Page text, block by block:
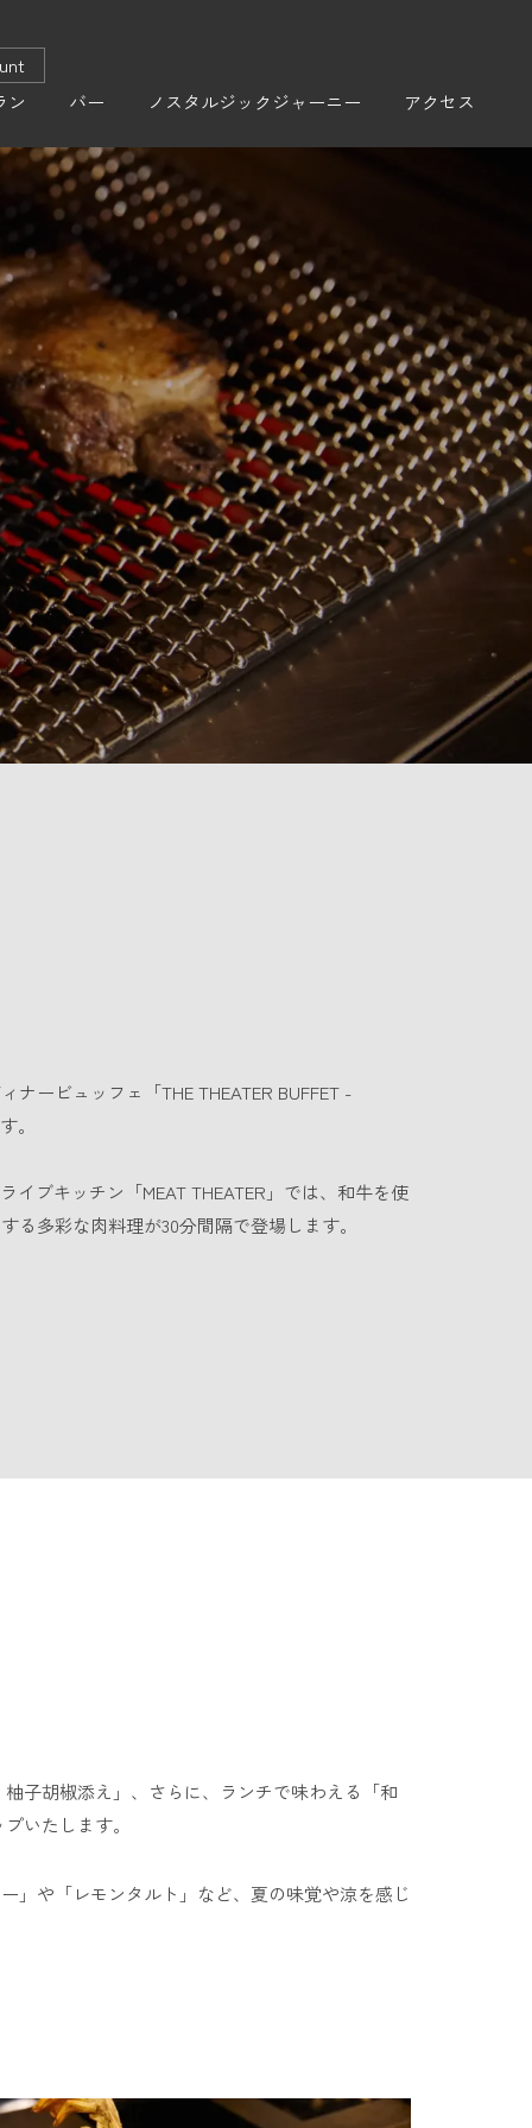
ン バー ノスタルジックジャーニー アクセス
ナービュッフェ「THE THEATER BUFFET -
。
イブキッチン「MEAT THEATER」では、和牛を使
る多彩な肉料理が30分間隔で登場します。
子胡椒添え」、さらに、ランチで味わえる「和
いたします。
」や「レモンタルト」など、夏の味覚や涼を感じ